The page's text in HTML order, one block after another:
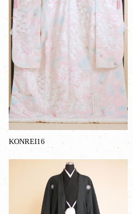
KONREI16